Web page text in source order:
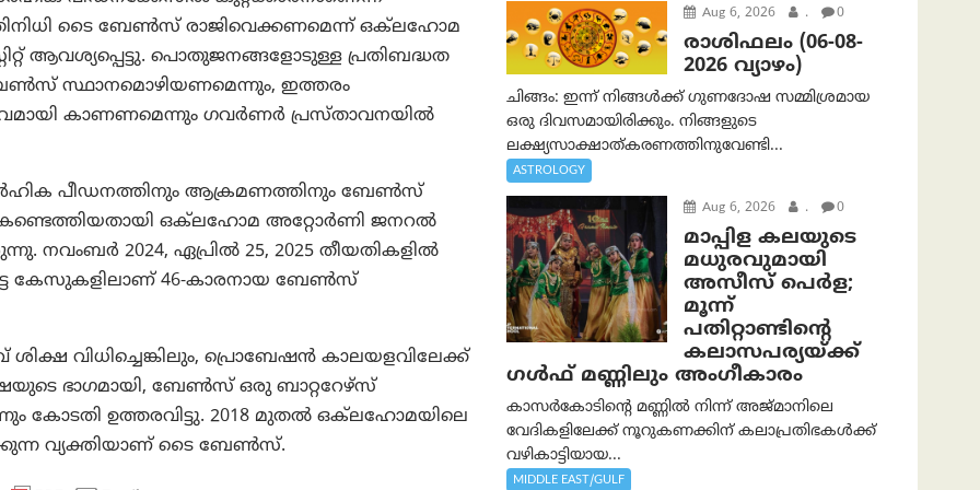
ടൈ ബേൺസ് രാജിവെക്കണമെന്ന് ഒക്‌ലഹോമ
ആവശ്യപ്പെട്ടു. പൊതുജനങ്ങളോടുള്ള പ്രതിബദ്ധത
സ്ഥാനമൊഴിയണമെന്നും, ഇത്തരം
കാണണമെന്നും ഗവർണർ പ്രസ്താവനയിൽ
പീഡനത്തിനും ആക്രമണത്തിനും ബേൺസ്
കണ്ടെത്തിയതായി ഒക്‌ലഹോമ അറ്റോർണി ജനറൽ
നവംബർ 2024, ഏപ്രിൽ 25, 2025 തീയതികളിൽ
കേസുകളിലാണ് 46-കാരനായ ബേൺസ്
വിധിച്ചെങ്കിലും, പ്രൊബേഷൻ കാലയളവിലേക്ക്
ഭാഗമായി, ബേൺസ് ഒരു ബാറ്ററേഴ്സ്
കോടതി ഉത്തരവിട്ടു. 2018 മുതൽ ഒക്‌ലഹോമയിലെ
വ്യക്തിയാണ് ടൈ ബേൺസ്.
Aug 6, 2026 . 0
രാശിഫലം (06-08-
2026 വ്യാഴം)
ചിങ്ങം: ഇന്ന് നിങ്ങൾക്ക് ഗുണദോഷ സമ്മിശ്രമായ
ഒരു ദിവസമായിരിക്കും. നിങ്ങളുടെ
ലക്ഷ്യസാക്ഷാത്കരണത്തിനുവേണ്ടി...
ASTROLOGY
Aug 6, 2026 . 0
മാപ്പിള കലയുടെ
മധുരവുമായി
അസീസ് പെർള;
മൂന്ന്
പതിറ്റാണ്ടിന്റെ
കലാസപര്യയ്ക്ക്
ഗൾഫ് മണ്ണിലും അംഗീകാരം
കാസർകോടിന്റെ മണ്ണിൽ നിന്ന് അജ്മാനിലെ
വേദികളിലേക്ക് നൂറുകണക്കിന് കലാപ്രതിഭകൾക്ക്
വഴികാട്ടിയായ...
MIDDLE EAST/GULF